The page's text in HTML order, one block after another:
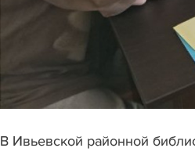
В Ивьевской районной